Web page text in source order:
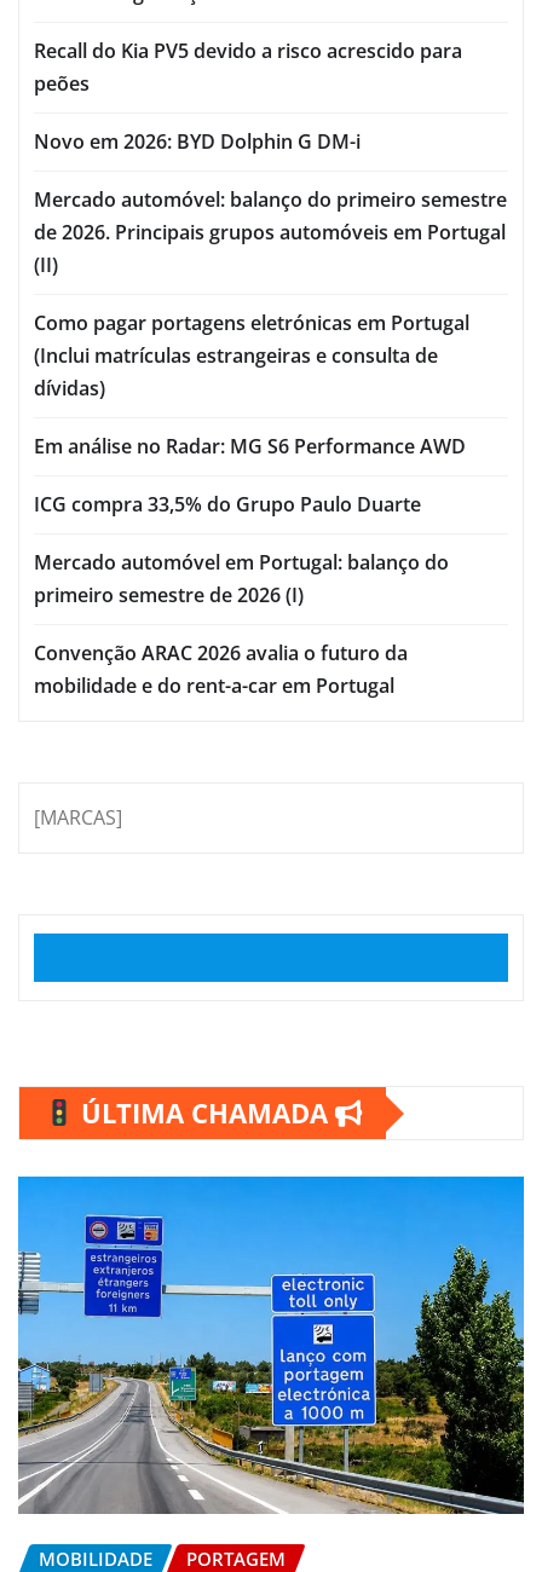
Recall do Kia PV5 devido a risco acrescido para
peões
Novo em 2026: BYD Dolphin G DM-i
Mercado automóvel: balanço do primeiro semestre
de 2026. Principais grupos automóveis em Portugal
(II)
Como pagar portagens eletrónicas em Portugal
(Inclui matrículas estrangeiras e consulta de
dívidas)
Em análise no Radar: MG S6 Performance AWD
ICG compra 33,5% do Grupo Paulo Duarte
Mercado automóvel em Portugal: balanço do
primeiro semestre de 2026 (I)
Convenção ARAC 2026 avalia o futuro da
mobilidade e do rent-a-car em Portugal
[MARCAS]
ÚLTIMA CHAMADA
MOBILIDADE PORTAGEM